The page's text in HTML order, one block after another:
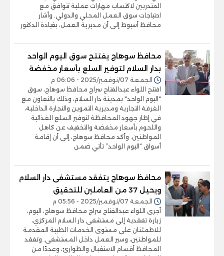
المتدربين لاكتساب مهارات عملية تتوافق مع
احتياجات سوق العمل المحلي والدولي. وأشار
محافظ أسيوط إلى أن مديرية العمل، بقيادة الدكتور
محافظ سوهاج يفتتح سوق اليوم الواحد
بدار السلام لتوفير السلع بأسعار مخفضة
الجمعة 07/نوفمبر/2025 - 06:06 م
افتتح اللواء عبدالفتاح سراج محافظ سوهاج، سوق
"اليوم الواحد" بمدينة دار السلام، وذلك بالتعاون مع
الغرفة التجارية ومديرية التموين والتجارة الداخلية،
في إطار جهود المحافظة لتوفير السلع الغذائية
واللحوم بأسعار مخفضة والتخفيف عن كاهل
المواطنين. وأكد محافظ سوهاج، إلى أن إقامة
أسواق “اليوم الواحد” تأتي ضمن
محافظ سوهاج يتفقد مستشفى دار السلام
ويحيل 37 من العاملين للتحقيق
الجمعة 07/نوفمبر/2025 - 05:56 م
أجرى اللواء عبدالفتاح سراج محافظ سوهاج، اليوم،
زيارة تفقدية إلى مستشفى دار السلام المركزي،
للاطمئنان على مستوى الخدمات الطبية المقدمة
للمواطنين، وسير العمل داخل المستشفى. وتفقد
المحافظ أقسام الاستقبال والطوارئ، وعددًا من